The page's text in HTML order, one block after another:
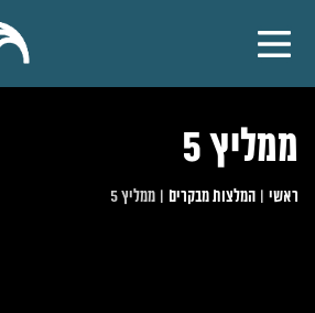
ממליץ 5
ראשי | המלצות מבקרים | ממליץ 5